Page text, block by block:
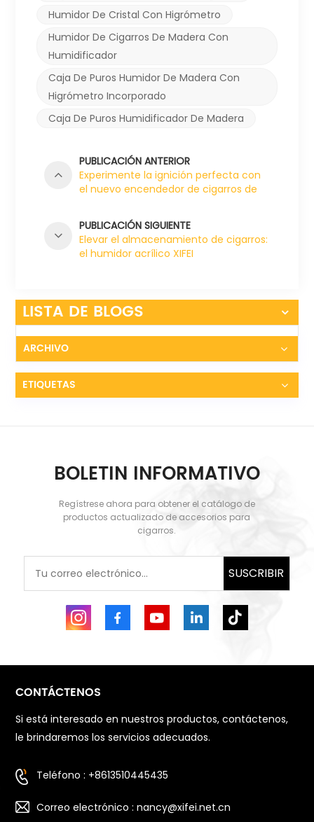
Humidor De Cristal Con Higrómetro
Humidor De Cigarros De Madera Con
Humidificador
Caja De Puros Humidor De Madera Con
Higrómetro Incorporado
Caja De Puros Humidificador De Madera
PUBLICACIÓN ANTERIOR
Experimente la ignición perfecta con
el nuevo encendedor de cigarros de
PUBLICACIÓN SIGUIENTE
Elevar el almacenamiento de cigarros:
el humidor acrílico XIFEI
LISTA DE BLOGS
ARCHIVO
ETIQUETAS
BOLETIN INFORMATIVO
Regístrese ahora para obtener el catálogo de
productos actualizado de accesorios para
cigarros.
SUSCRIBIR
CONTÁCTENOS
Si está interesado en nuestros productos, contáctenos,
le brindaremos los servicios adecuados.
Teléfono : +8613510445435
Correo electrónico : nancy@xifei.net.cn